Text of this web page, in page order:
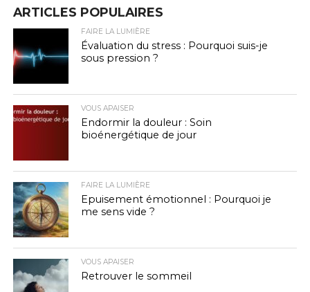
ARTICLES POPULAIRES
FAIRE LA LUMIÈRE
Évaluation du stress : Pourquoi suis-je
sous pression ?
VOUS APAISER
Endormir la douleur : Soin
bioénergétique de jour
FAIRE LA LUMIÈRE
Epuisement émotionnel : Pourquoi je
me sens vide ?
VOUS APAISER
Retrouver le sommeil